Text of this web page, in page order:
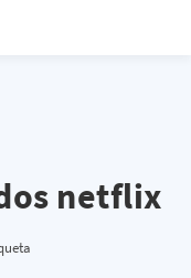
netflix